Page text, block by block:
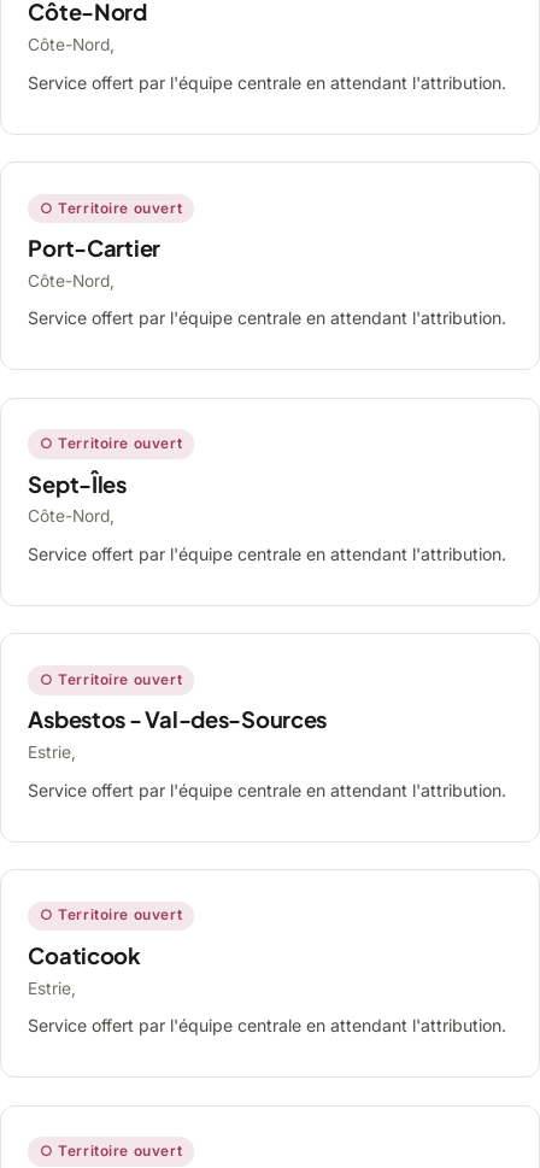
Côte-Nord
Côte-Nord,
Service offert par l'équipe centrale en attendant l'attribution.
○ Territoire ouvert
Port-Cartier
Côte-Nord,
Service offert par l'équipe centrale en attendant l'attribution.
○ Territoire ouvert
Sept-Îles
Côte-Nord,
Service offert par l'équipe centrale en attendant l'attribution.
○ Territoire ouvert
Asbestos - Val-des-Sources
Estrie,
Service offert par l'équipe centrale en attendant l'attribution.
○ Territoire ouvert
Coaticook
Estrie,
Service offert par l'équipe centrale en attendant l'attribution.
○ Territoire ouvert